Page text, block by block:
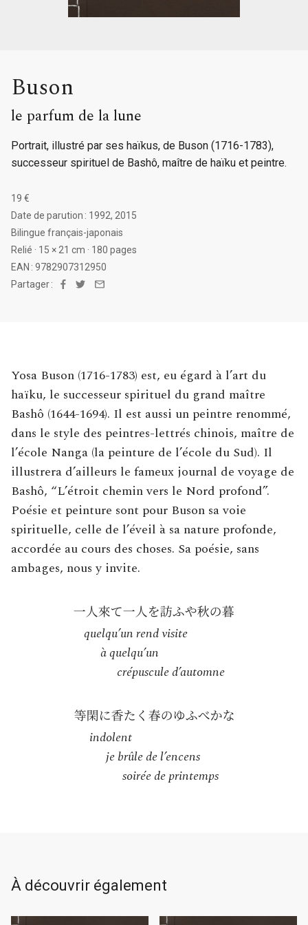
Buson
le parfum de la lune
Portrait, illustré par ses haïkus, de Buson (1716-1783),
successeur spirituel de Bashô, maître de haïku et peintre.
19 €
Date de parution : 1992, 2015
Bilingue français-japonais
Relié · 15 × 21 cm · 180 pages
EAN : 9782907312950
Partager :
Facebook
Twitter
Yosa Buson (1716-1783) est, eu égard à l’art du
haïku, le successeur spirituel du grand maître
Bashô (1644-1694). Il est aussi un peintre renommé,
dans le style des peintres-lettrés chinois, maître de
l’école Nanga (la peinture de l’école du Sud). Il
illustrera d’ailleurs le fameux journal de voyage de
Bashô, “L’étroit chemin vers le Nord profond”.
Poésie et peinture sont pour Buson sa voie
spirituelle, celle de l’éveil à sa nature profonde,
accordée au cours des choses. Sa poésie, sans
ambages, nous y invite.
quelqu’un rend visite
à quelqu’un
crépuscule d’automne
indolent
je brûle de l’encens
soirée de printemps
À découvrir également